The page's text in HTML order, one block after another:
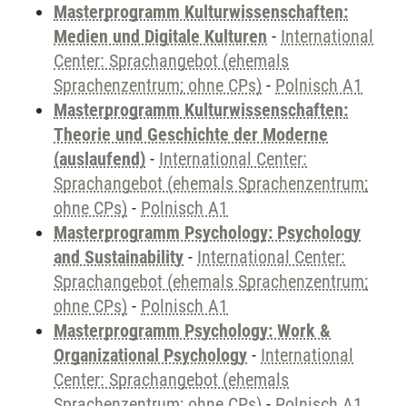
Masterprogramm Kulturwissenschaften:
Medien und Digitale Kulturen - International
Center: Sprachangebot (ehemals
Sprachenzentrum; ohne CPs) - Polnisch A1
Masterprogramm Kulturwissenschaften:
Theorie und Geschichte der Moderne
(auslaufend) - International Center:
Sprachangebot (ehemals Sprachenzentrum;
ohne CPs) - Polnisch A1
Masterprogramm Psychology: Psychology
and Sustainability - International Center:
Sprachangebot (ehemals Sprachenzentrum;
ohne CPs) - Polnisch A1
Masterprogramm Psychology: Work &
Organizational Psychology - International
Center: Sprachangebot (ehemals